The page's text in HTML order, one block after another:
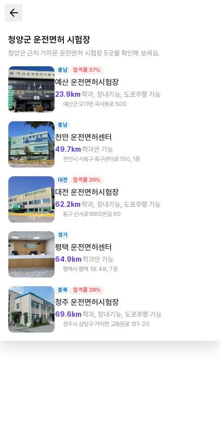
청양군 운전면허 시험장
청양군 근처 가까운 운전면허 시험장 5곳을 확인해 보세요.
충남 합격률 37%
예산 운전면허시험장
23.9km학과, 장내기능, 도로주행 가능
예산군 오가면 국사봉로 500
충남
천안 운전면허센터
49.7km학과만 가능
천안시 서북구 축구센터로 150, 1층
대전 합격률 35%
대전 운전면허시험장
62.2km학과, 장내기능, 도로주행 가능
동구 산서로1660번길 90
경기
평택 운전면허센터
64.9km학과만 가능
평택시 평택 1로 48, 7층
충북 합격률 38%
청주 운전면허시험장
69.6km학과, 장내기능, 도로주행 가능
청주시 상당구 가덕면 교육원로 131-20